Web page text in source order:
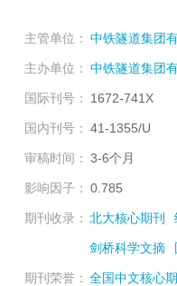
主管单位： 中铁隧道集团
主办单位： 中铁隧道集团有限
国际刊号： 1672-741X
国内刊号： 41-1355/U
审稿时间： 3-6个月
影响因子： 0.785
期刊收录： 北大核心期刊
剑桥科学文摘
期刊荣誉： 全国中文核心